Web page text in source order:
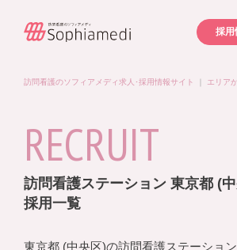
採用
訪問看護のソフィアメディ求人･採用情報サイト エリア
RECRUIT
訪問看護ステーション 東京都 (
採用一覧
東京都 (中央区)の訪問看護ステーショ